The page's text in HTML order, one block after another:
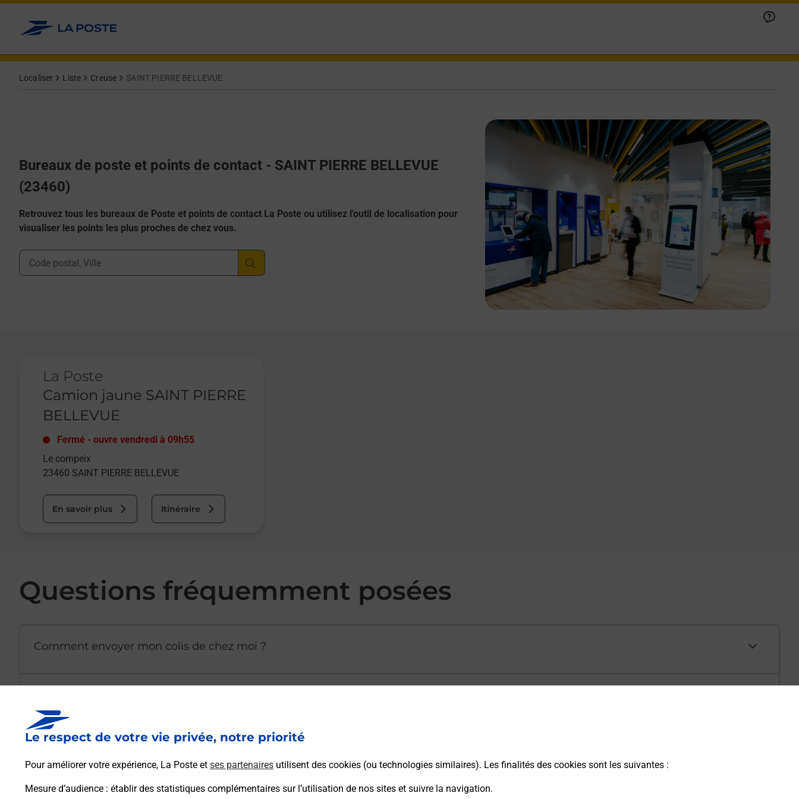
Le respect de votre vie privée, notre priorité
Pour améliorer votre expérience, La Poste et ses partenaires utilisent des cookies (ou technologies similaires). Les finalités des cookies sont les suivantes :
Mesure d’audience : établir des statistiques complémentaires sur l’utilisation de nos sites et suivre la navigation.
Allez au contenu
Localiser Liste Creuse SAINT PIERRE BELLEVUE
Bureaux de poste et points de contact - SAINT PIERRE BELLEVUE
(23460)
Retrouvez tous les bureaux de Poste et points de contact La Poste ou utilisez l'outil de localisation pour
visualiser les points les plus proches de chez vous.
Ville, Département, Code Postal
La Poste
Camion jaune SAINT PIERRE
BELLEVUE
Fermé - ouvre vendredi à 09h55
Le compeix
23460 SAINT PIERRE BELLEVUE
En savoir plus Itinéraire
Questions fréquemment posées
Comment envoyer mon colis de chez moi ?
Afficher ou masquer la réponse
Afficher ou masquer la réponse
Comment demander une modification de livraison ?
Afficher ou masquer la réponse
Comment La Poste participe-t-elle à votre sécurité au quotidien ?
Afficher ou masquer la réponse
Afficher ou masquer la réponse